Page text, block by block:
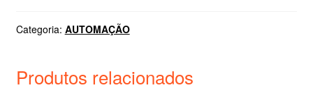
Categoria: AUTOMAÇÃO
Produtos relacionados